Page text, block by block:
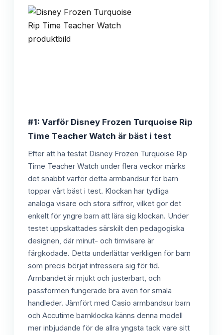
#1: Varför Disney Frozen Turquoise Rip
Time Teacher Watch är bäst i test
Efter att ha testat Disney Frozen Turquoise Rip
Time Teacher Watch under flera veckor märks
det snabbt varför detta armbandsur för barn
toppar vårt bäst i test. Klockan har tydliga
analoga visare och stora siffror, vilket gör det
enkelt för yngre barn att lära sig klockan. Under
testet uppskattades särskilt den pedagogiska
designen, där minut- och timvisare är
färgkodade. Detta underlättar verkligen för barn
som precis börjat intressera sig för tid.
Armbandet är mjukt och justerbart, och
passformen fungerade bra även för smala
handleder. Jämfört med Casio armbandsur barn
och Accutime barnklocka känns denna modell
mer inbjudande för de allra yngsta tack vare sitt